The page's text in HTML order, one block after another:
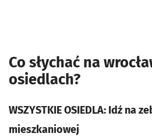
Co słychać na
osiedlach?
WSZYSTKIE OSIEDLA: Idź na
mieszkaniowej